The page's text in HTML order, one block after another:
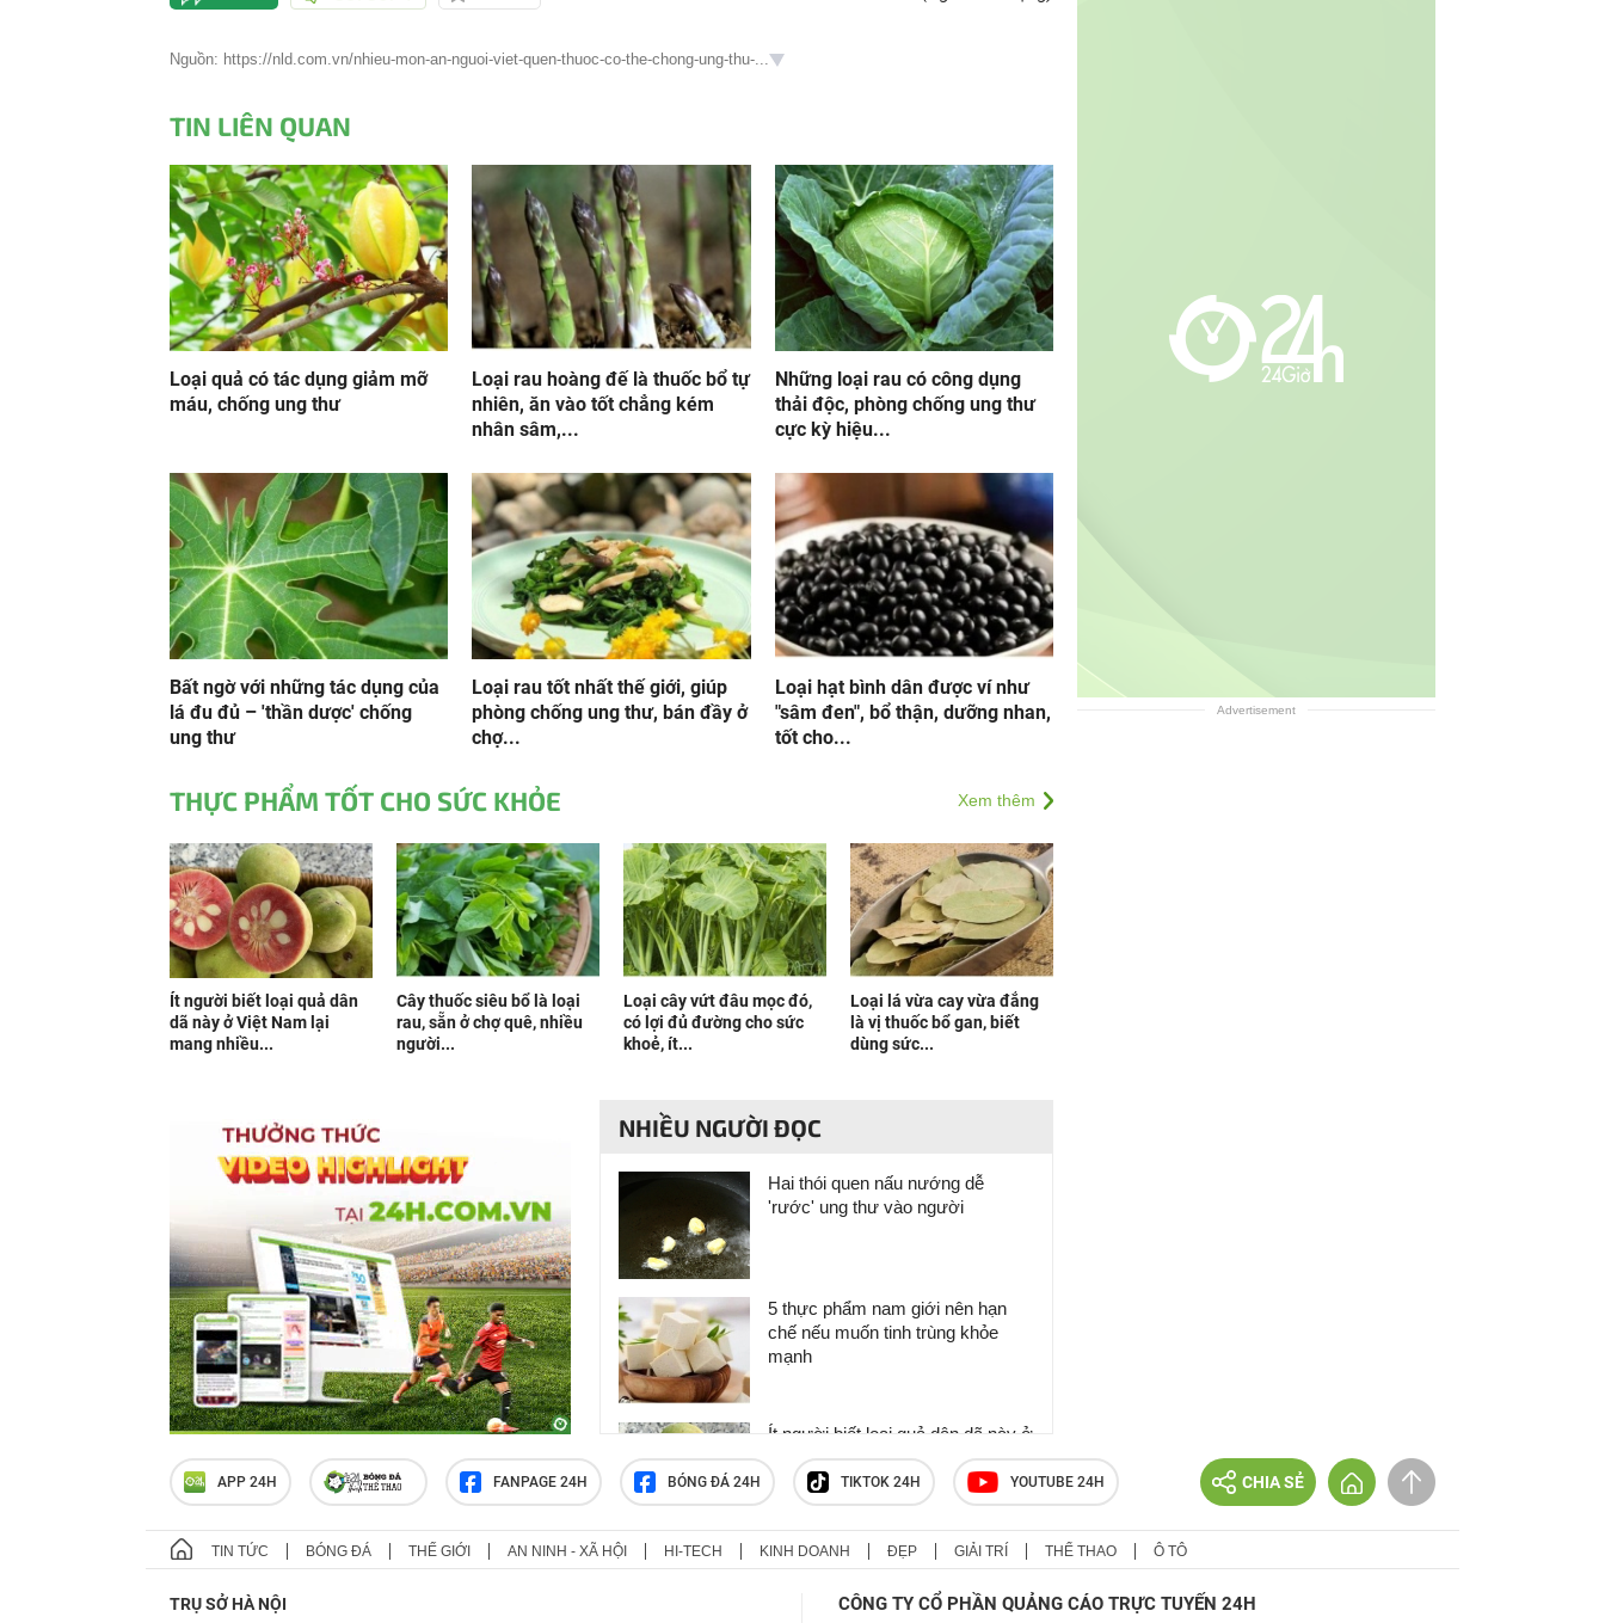
Nguồn: https://nld.com.vn/nhieu-mon-an-nguoi-viet-quen-thuoc-co-the-chong-ung-thu-...
TIN LIÊN QUAN
Loại quả có tác dụng giảm mỡ
máu, chống ung thư
Loại rau hoàng đế là thuốc bổ tự
nhiên, ăn vào tốt chẳng kém
nhân sâm,...
Những loại rau có công dụng
thải độc, phòng chống ung thư
cực kỳ hiệu...
Bất ngờ với những tác dụng của
lá đu đủ – 'thần dược' chống
ung thư
Loại rau tốt nhất thế giới, giúp
phòng chống ung thư, bán đầy ở
chợ...
Loại hạt bình dân được ví như
"sâm đen", bổ thận, dưỡng nhan,
tốt cho...
THỰC PHẨM TỐT CHO SỨC KHỎE Xem thêm
Ít người biết loại quả dân
dã này ở Việt Nam lại
mang nhiều...
Cây thuốc siêu bổ là loại
rau, sẵn ở chợ quê, nhiều
người...
Loại cây vứt đâu mọc đó,
có lợi đủ đường cho sức
khoẻ, ít...
Loại lá vừa cay vừa đắng
là vị thuốc bổ gan, biết
dùng sức...
NHIỀU NGƯỜI ĐỌC
Hai thói quen nấu nướng dễ
'rước' ung thư vào người
5 thực phẩm nam giới nên hạn
chế nếu muốn tinh trùng khỏe
mạnh
Ít người biết loại quả dân dã này ở
Việt Nam lại mang nhiều lợi ích
cho sức khỏe
Người đàn ông suy thận mạn
người Việt nghĩ là 'càng ăn càng
Advertisement
APP 24H FANPAGE 24H BÓNG ĐÁ 24H TIKTOK 24H YOUTUBE 24H CHIA SẺ
TIN TỨC BÓNG ĐÁ THẾ GIỚI AN NINH - XÃ HỘI HI-TECH KINH DOANH ĐẸP GIẢI TRÍ THỂ THAO Ô TÔ
TRỤ SỞ HÀ NỘI CÔNG TY CỔ PHẦN QUẢNG CÁO TRỰC TUYẾN 24H